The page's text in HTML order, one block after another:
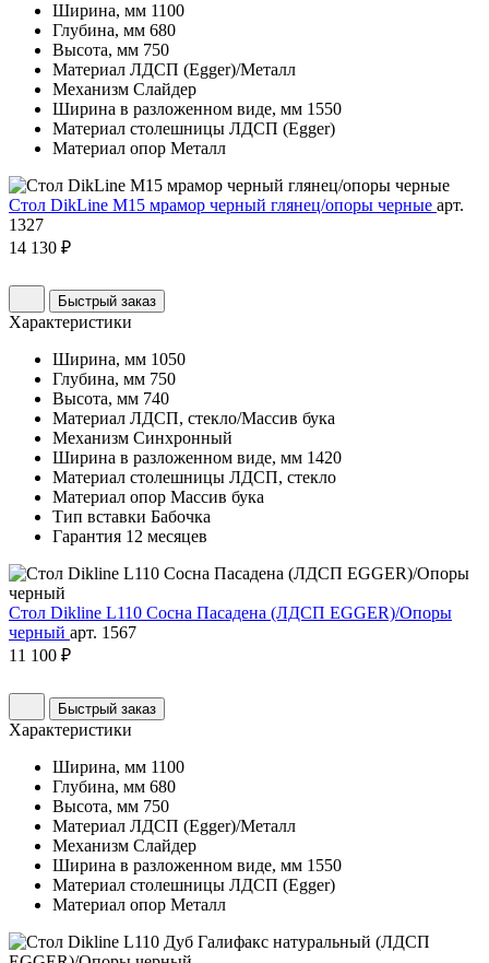
Ширина, мм 1100
Глубина, мм 680
Высота, мм 750
Материал ЛДСП (Egger)/Металл
Механизм Слайдер
Ширина в разложенном виде, мм 1550
Материал столешницы ЛДСП (Egger)
Материал опор Металл
Стол DikLine М15 мрамор черный глянец/опоры черные арт.
1327
14 130 ₽
Быстрый заказ
Характеристики
Ширина, мм 1050
Глубина, мм 750
Высота, мм 740
Материал ЛДСП, стекло/Массив бука
Механизм Синхронный
Ширина в разложенном виде, мм 1420
Материал столешницы ЛДСП, стекло
Материал опор Массив бука
Тип вставки Бабочка
Гарантия 12 месяцев
Стол Dikline L110 Сосна Пасадена (ЛДСП EGGER)/Опоры
черный арт. 1567
11 100 ₽
Быстрый заказ
Характеристики
Ширина, мм 1100
Глубина, мм 680
Высота, мм 750
Материал ЛДСП (Egger)/Металл
Механизм Слайдер
Ширина в разложенном виде, мм 1550
Материал столешницы ЛДСП (Egger)
Материал опор Металл